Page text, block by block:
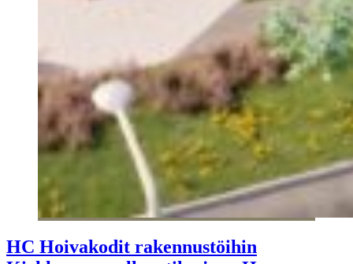
HC Hoivakodit rakennustöihin